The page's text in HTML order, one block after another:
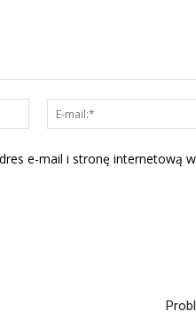
Nazwa:*
e-mail i stronę internetową